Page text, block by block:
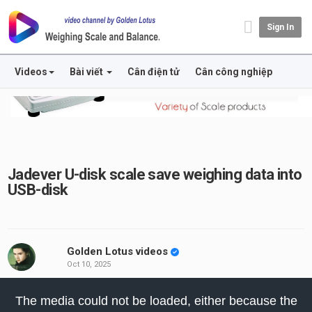
Sign In
Videos Bài viết Cân điện tử Cân công nghiệp
Jadever U-disk scale save weighing data into
USB-disk
Golden Lotus videos
Oct 10, 2025
The media could not be loaded, either because the